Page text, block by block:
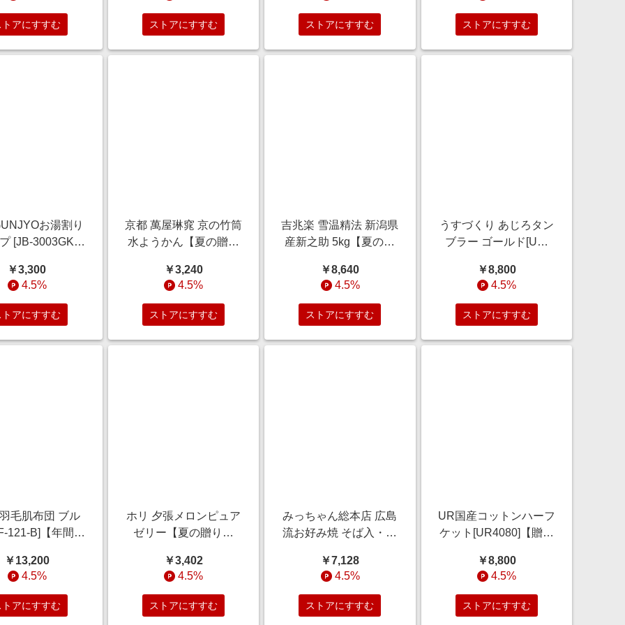
トアにすすむ
＆ご褒美ギフト】
ストアにすすむ
寄せ】 果物・野菜【季
節の贈り物＆ご褒美ギ
フト】
ストアにすすむ ストアにすすむ
お湯割り
[JB-3003GK]
の贈り物＆ご褒
美ギフト】
￥3,300
4.5%
トアにすすむ
京都 萬屋琳窕 京の竹筒
水ようかん【夏の贈り
TKE] スイーツ
￥3,240
4.5%
ストアにすすむ
吉兆楽 雪温精法 新潟県
産新之助 5kg【夏の贈
類・米・パン
￥8,640
4.5%
ストアにすすむ
うすづくり あじろタン
ブラー ゴールド[US-
雑貨【季節の贈り物＆
ご褒美ギフト】
￥8,800
4.5%
ストアにすすむ
毛肌布団 ブル
121-B]【年間ギ
ご褒美ギフト】
￥13,200
4.5%
トアにすすむ
ホリ 夕張メロンピュア
ゼリー【夏の贈りも
スイーツ
￥3,402
4.5%
ストアにすすむ
みっちゃん総本店 広島
流お好み焼 そば入・カ
の贈りもの・お中元】
[GGD14] 惣菜
￥7,128
4.5%
ストアにすすむ
UR国産コットンハーフ
ケット[UR4080]【贈り
【季節の贈り物＆ご褒
美ギフト】
￥8,800
4.5%
ストアにすすむ